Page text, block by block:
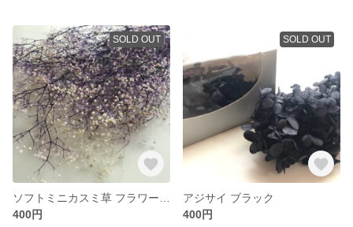
SOLD OUT
400円
SOLD OUT
アジサイ ブラック
400円